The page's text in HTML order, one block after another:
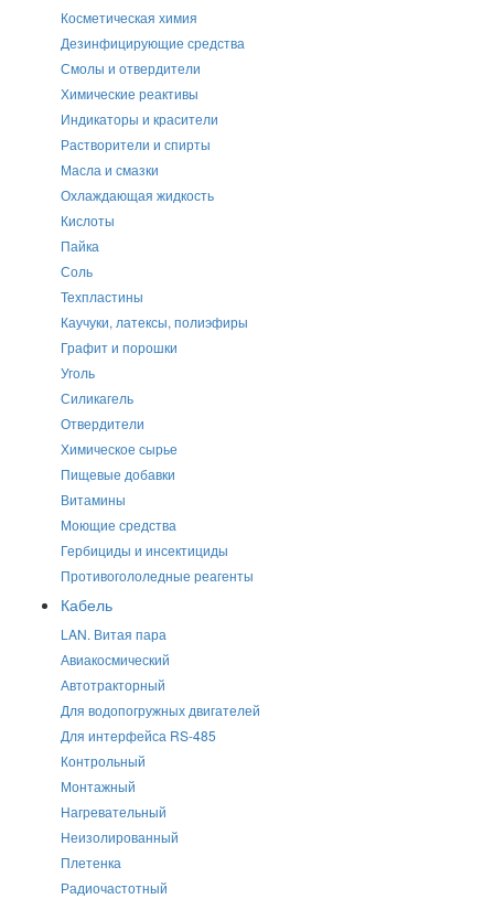
Косметическая химия
Дезинфицирующие средства
Смолы и отвердители
Химические реактивы
Индикаторы и красители
Растворители и спирты
Масла и смазки
Охлаждающая жидкость
Кислоты
Пайка
Соль
Техпластины
Каучуки, латексы, полиэфиры
Графит и порошки
Уголь
Силикагель
Отвердители
Химическое сырье
Пищевые добавки
Витамины
Моющие средства
Гербициды и инсектициды
Противогололедные реагенты
Кабель
LAN. Витая пара
Авиакосмический
Автотракторный
Для водопогружных двигателей
Для интерфейса RS-485
Контрольный
Монтажный
Нагревательный
Неизолированный
Плетенка
Радиочастотный